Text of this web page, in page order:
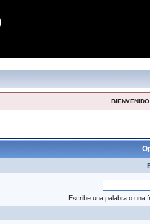
Escribe una palabra o una